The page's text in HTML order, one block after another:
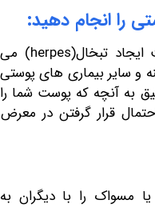
herpes) می
بیماری های پوستی
که پوست شما را
گرفتن در معرض
را با دیگران به